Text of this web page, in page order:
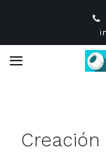
contenido
Toggle
Creación